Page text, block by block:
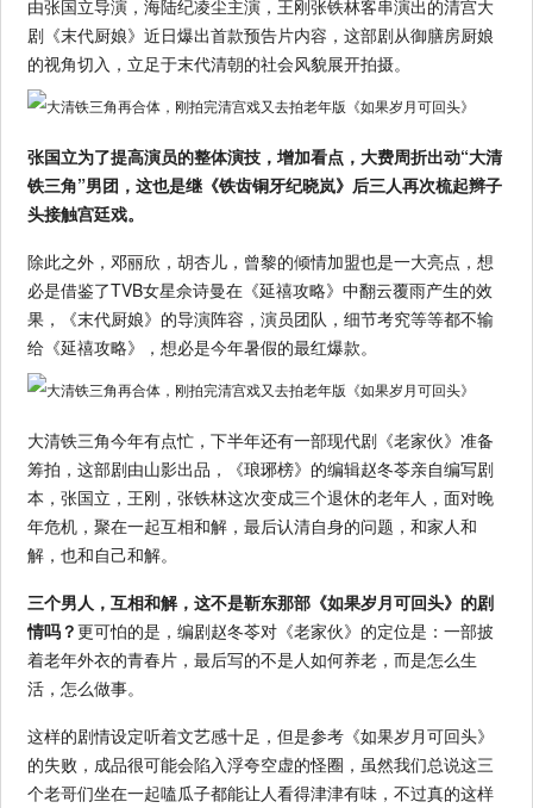
由张国立导演，海陆纪凌尘主演，王刚张铁林客串演出的清宫大
剧《末代厨娘》近日爆出首款预告片内容，这部剧从御膳房厨娘
的视角切入，立足于末代清朝的社会风貌展开拍摄。
张国立为了提高演员的整体演技，增加看点，大费周折出动“大清
铁三角”男团，这也是继《铁齿铜牙纪晓岚》后三人再次梳起辫子
头接触宫廷戏。
除此之外，邓丽欣，胡杏儿，曾黎的倾情加盟也是一大亮点，想
必是借鉴了TVB女星佘诗曼在《延禧攻略》中翻云覆雨产生的效
果，《末代厨娘》的导演阵容，演员团队，细节考究等等都不输
给《延禧攻略》，想必是今年暑假的最红爆款。
大清铁三角今年有点忙，下半年还有一部现代剧《老家伙》准备
筹拍，这部剧由山影出品，《琅琊榜》的编辑赵冬苓亲自编写剧
本，张国立，王刚，张铁林这次变成三个退休的老年人，面对晚
年危机，聚在一起互相和解，最后认清自身的问题，和家人和
解，也和自己和解。
三个男人，互相和解，这不是靳东那部《如果岁月可回头》的剧
情吗？更可怕的是，编剧赵冬苓对《老家伙》的定位是：一部披
着老年外衣的青春片，最后写的不是人如何养老，而是怎么生
活，怎么做事。
这样的剧情设定听着文艺感十足，但是参考《如果岁月可回头》
的失败，成品很可能会陷入浮夸空虚的怪圈，虽然我们总说这三
个老哥们坐在一起嗑瓜子都能让人看得津津有味，不过真的这样